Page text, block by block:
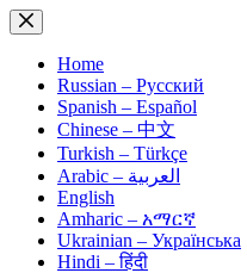
Skip
to
contentHome
Russian – Русский
Spanish – Español
Chinese – 中文
Turkish – Türkçe
Arabic – العربية
English
Amharic – አማርኛ
Ukrainian – Українська
Hindi – हिंदी